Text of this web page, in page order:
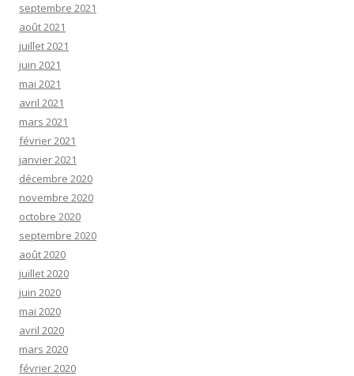
septembre 2021
août 2021
juillet 2021
juin 2021
mai 2021
avril 2021
mars 2021
février 2021
janvier 2021
décembre 2020
novembre 2020
octobre 2020
septembre 2020
août 2020
juillet 2020
juin 2020
mai 2020
avril 2020
mars 2020
février 2020